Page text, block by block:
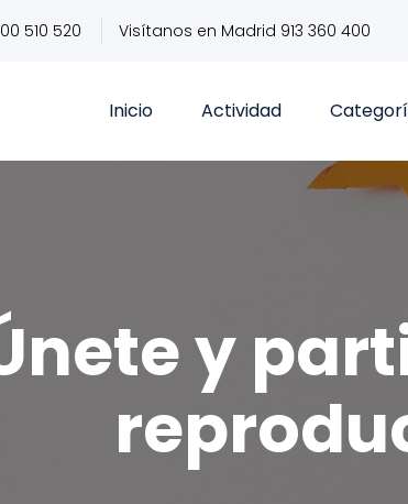
510 520 Visítanos en Madrid 913 360 400
Inicio Actividad
y